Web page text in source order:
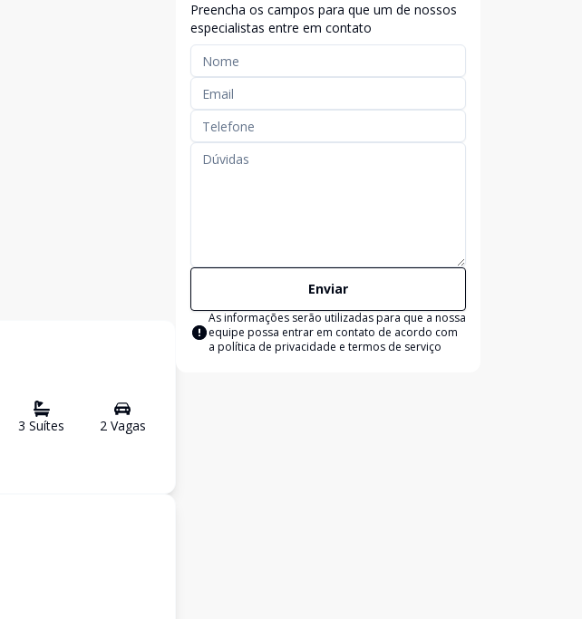
3 Suítes 2Vagas
Preencha os campos para que um de nossos
especialistas entre em contato
Enviar
As informações serão utilizadas para que a nossa
equipe possa entrar em contato de acordo com
a política de privacidade e termos de serviço